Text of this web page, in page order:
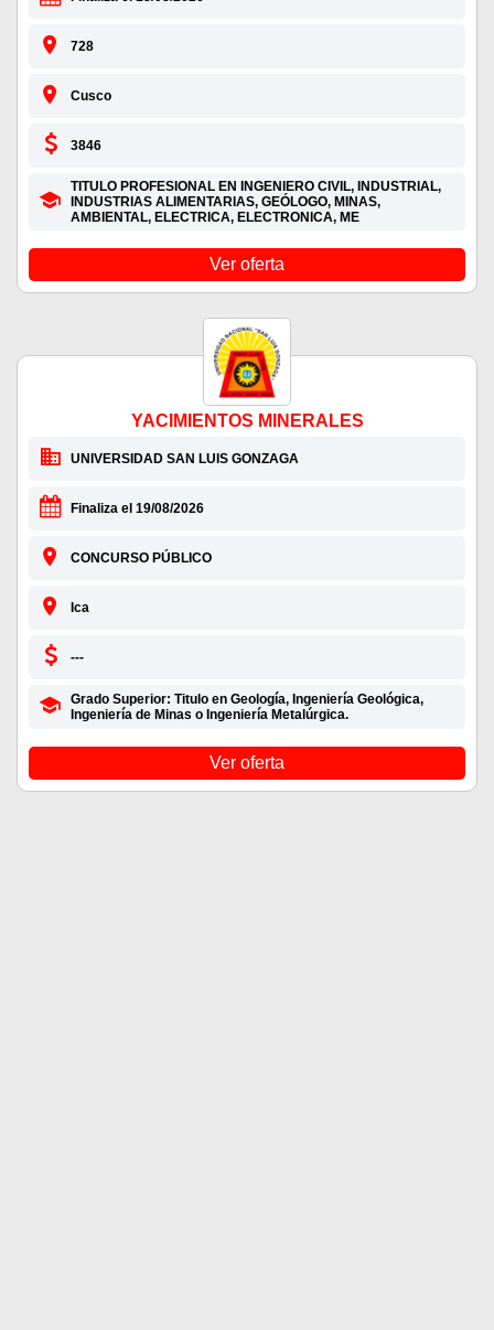
728
Cusco
3846
TITULO PROFESIONAL EN INGENIERO CIVIL, INDUSTRIAL,
INDUSTRIAS ALIMENTARIAS, GEÓLOGO, MINAS,
AMBIENTAL, ELECTRICA, ELECTRONICA, ME
Ver oferta
YACIMIENTOS MINERALES
UNIVERSIDAD SAN LUIS GONZAGA
Finaliza el 19/08/2026
CONCURSO PÚBLICO
Ica
---
Grado Superior: Titulo en Geología, Ingeniería Geológica,
Ingeniería de Minas o Ingeniería Metalúrgica.
Ver oferta